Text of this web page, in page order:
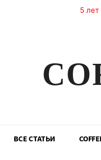
5
ВСЕ СТАТЬИ